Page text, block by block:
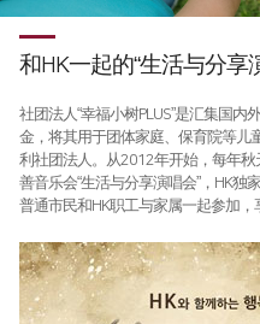
公司沿革
CI介绍
价值经营∨
企业精神
核心价值
长远规划
分公司介绍
FL3015 Fiber
PS Series Fiber
二氧化碳∨
FL3015 二氧化碳
PS series 二氧化碳
PL3015 二氧化碳
割管专用机
资源
社会贡献
社会贡献活动
活动评论
和HK一起的“生活与分享
社团法人“幸福小树PLUS”是汇集国
金，将其用于团体家庭、保育院等儿
利社团法人。从2012年开始，每年
善音乐会“生活与分享演唱会”，HK
普通市民和HK职工与家属一起参加，